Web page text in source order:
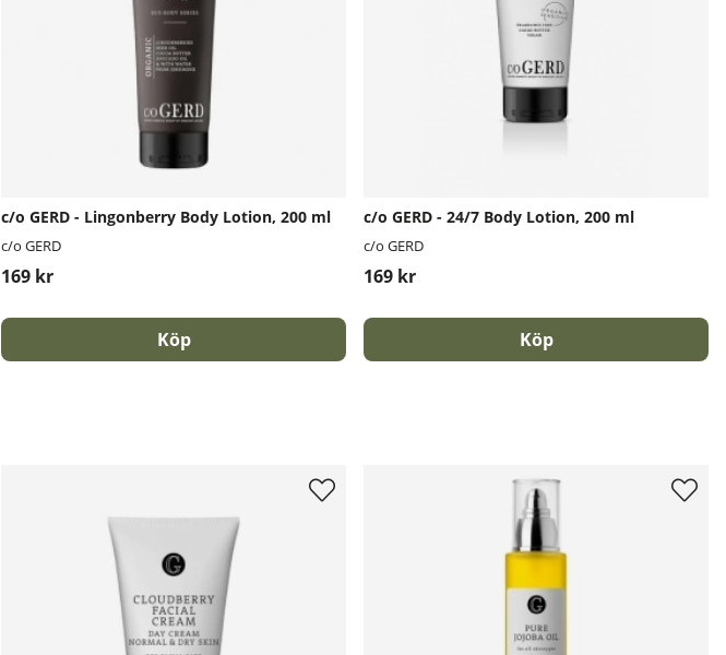
c/o GERD - Lingonberry Body Lotion, 200 ml
c/o GERD
169 kr
Köp
c/o GERD - 24/7 Body Lotion, 200 ml
c/o GERD
169 kr
Köp